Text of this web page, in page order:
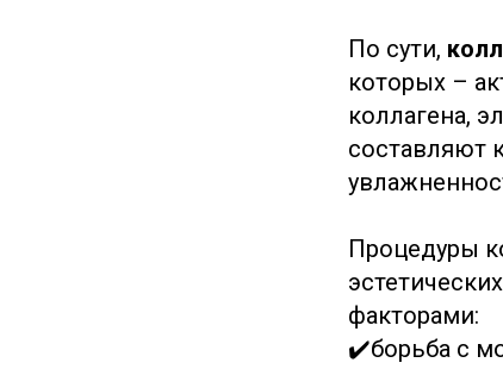
По сути,
которых –
коллагена,
составляют
Процедуры
факторами:
✔️борьба с